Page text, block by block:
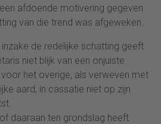
afdoende motivering gegeven
van die trend was afgeweken.
de redelijke schatting geeft
niet blijk van een onjuiste
het overige, als verweven met
aard, in cassatie niet op zijn
daaraan ten grondslag heeft